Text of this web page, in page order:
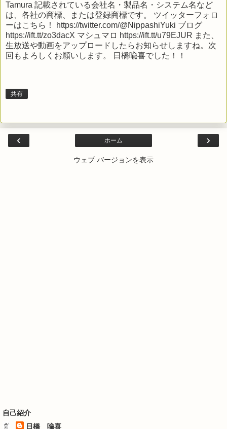
Tamura 記載されている会社名・製品名・システム名など
は、各社の商標、または登録商標です。 ツイッターフォロ
ーはこちら！ https://twitter.com/@NippashiYuki ブログ
https://ift.tt/zo3dacX マシュマロ https://ift.tt/u79EJUR また、
生放送や動画をアップロードしたらお知らせしますね。次
回もよろしくお願いします。 日橋喩喜でした！！
共有
‹ ›
ホーム
ウェブ バージョンを表示
自己紹介
日橋 喩喜